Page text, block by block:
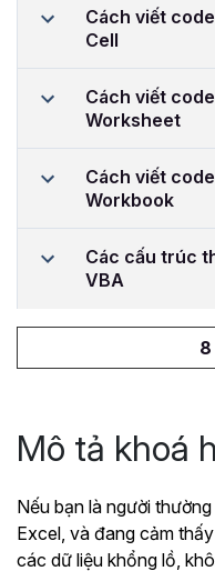
Cách viết
Cell
Cách viết
Worksheet
Cách viết
Workbook
Các cấu trúc
VBA
8
Mô tả khoá
Nếu bạn là người
Excel, và đang cảm
các dữ liệu khổng lồ,